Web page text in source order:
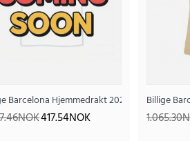
2025-26 Kortermet
Barcelona Hjemmedrakt 2025-26 Langermet
417.54NOK
Billige